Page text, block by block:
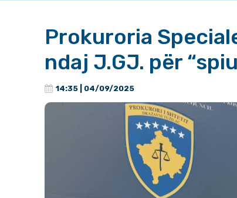
Prokuroria
ndaj J.GJ. për
14:35 | 04/09/2025